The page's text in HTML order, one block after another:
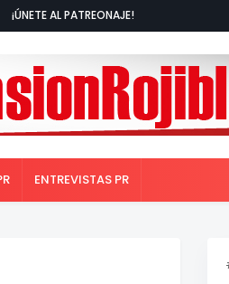
¡ÚNETE AL PATREONAJE!
ENTREVISTAS PR